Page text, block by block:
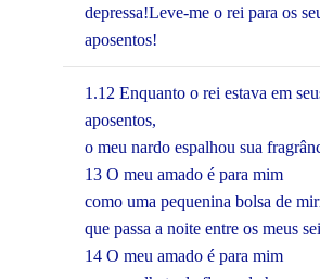
depressa!Leve-me o rei para os
aposentos!
1.12 Enquanto o rei estava em
aposentos,
o meu nardo espalhou sua
13 O meu amado é para mim
como uma pequenina bolsa de
que passa a noite entre os meus
14 O meu amado é para mim